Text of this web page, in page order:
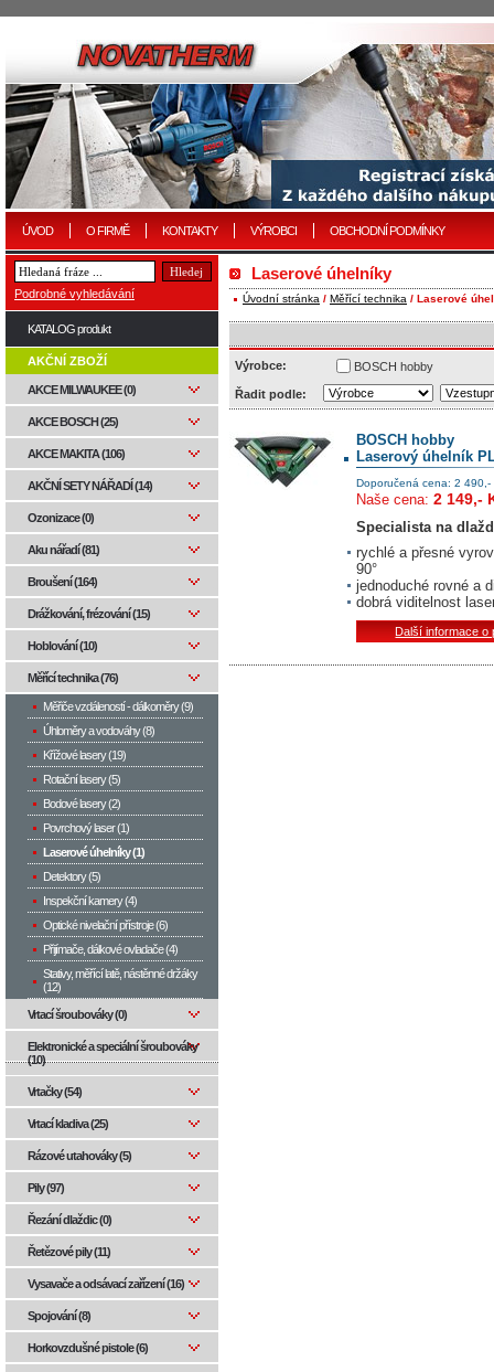
ÚVOD O FIRMĚ KONTAKTY VÝROBCI OBCHODNÍ PODMÍNKY
Laserové úhelníky
Úvodní stránka / Měřící technika / Laserové
Výrobce: BOSCH hobby
Řadit podle:
BOSCH hobby
Laserový úhelník
Doporučená cena: 2 490,-
Naše cena: 2 149,-
Specialista na
rychlé a přesné
90°
jednoduché rovné a
dobrá viditelnost
Další informace o
Podrobné vyhledávání
KATALOG produkt
AKČNÍ ZBOŽÍ
AKCE MILWAUKEE (0)
AKCE BOSCH (25)
AKCE MAKITA (106)
AKČNÍ SETY NÁŘADÍ (14)
Ozonizace (0)
Aku nářadí (81)
Broušení (164)
Drážkování, frézování (15)
Hoblování (10)
Měřící technika (76)
Měřiče vzdáleností - dálkoměry (9)
Úhloměry a vodováhy (8)
Křížové lasery (19)
Rotační lasery (5)
Bodové lasery (2)
Povrchový laser (1)
Laserové úhelníky (1)
Detektory (5)
Inspekční kamery (4)
Optické nivelační přístroje (6)
Přijímače, dálkové ovladače (4)
Stativy, měřící latě, nástěnné držáky
(12)
Vrtací šroubováky (0)
Elektronické a speciální šroubováky
(10)
Vrtačky (54)
Vrtací kladiva (25)
Rázové utahováky (5)
Pily (97)
Řezání dlaždic (0)
Řetězové pily (11)
Vysavače a odsávací zařízení (16)
Spojování (8)
Horkovzdušné pistole (6)